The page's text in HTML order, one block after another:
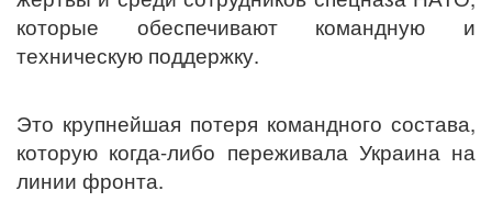
которые обеспечивают командную и
техническую поддержку.
Это крупнейшая потеря командного состава,
которую когда-либо переживала Украина на
линии фронта.